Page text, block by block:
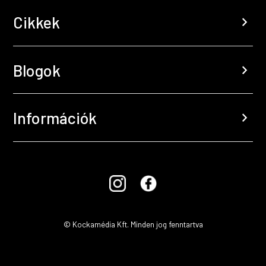
Cikkek chevron_right
Blogok chevron_right
Információk chevron_right
© Kockamédia Kft. Minden jog fenntartva